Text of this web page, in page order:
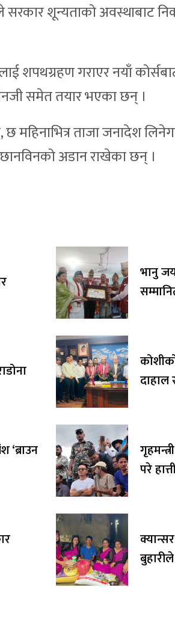
शून्यताको अवस्थाबाट
शपथग्रहण गराएर नयाँ
समेत तयार भएका छन् ।
ताजा जनादेश
छानविनको अडान राखेका छन् ।
भानु
दाहाल
परे